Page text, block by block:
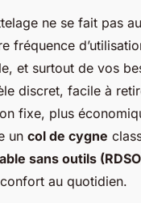
ne se fait pas
fréquence
et surtout de vos
discret, facile à
fixe, plus
un col de cygne
sans outils
au quotidien.